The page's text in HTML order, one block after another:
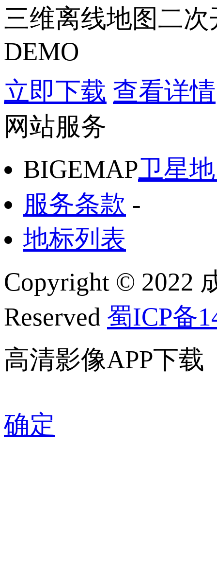
三维离线地图二
DEMO
立即下载 查看详情
网站服务
BIGEMAP卫星
服务条款 -
地标列表
Copyright © 2022
Reserved 蜀ICP备
高清影像APP下载
确定